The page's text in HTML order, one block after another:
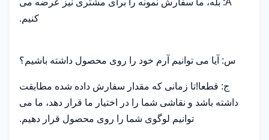
A: بله، ما سفارش نمونه را برای مشتری نیز عرضه می
کنیم.
س: آیا می توانیم آرم خود را روی محصول داشته باشیم؟
ج: قطعا!تا زمانی که مقدار سفارش داده شده مطابقت
داشته باشد و نقاشی شما را در اختیار ما قرار دهد، ما می
توانیم لوگوی شما را روی محصول قرار دهیم.